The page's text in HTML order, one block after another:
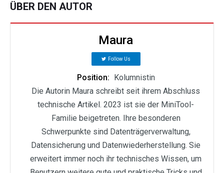
ÜBER DEN AUTOR
Maura
Follow Us
Position:
Kolumnistin
Die Autorin Maura schreibt seit ihrem Abschluss
technische Artikel. 2023 ist sie der MiniTool-
Familie beigetreten. Ihre besonderen
Schwerpunkte sind Datenträgerverwaltung,
Datensicherung und Datenwiederherstellung. Sie
erweitert immer noch ihr technisches Wissen, um